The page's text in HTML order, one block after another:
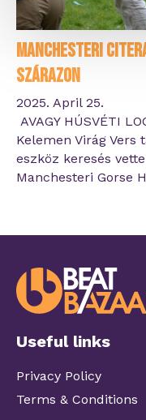
Manchesteri
szárazon
2025. April 25.
AVAGY HÚSVÉTI
Kelemen Virág Vers
eszköz keresés
Manchesteri Gorse
Useful links
Privacy Policy
Terms & Conditions